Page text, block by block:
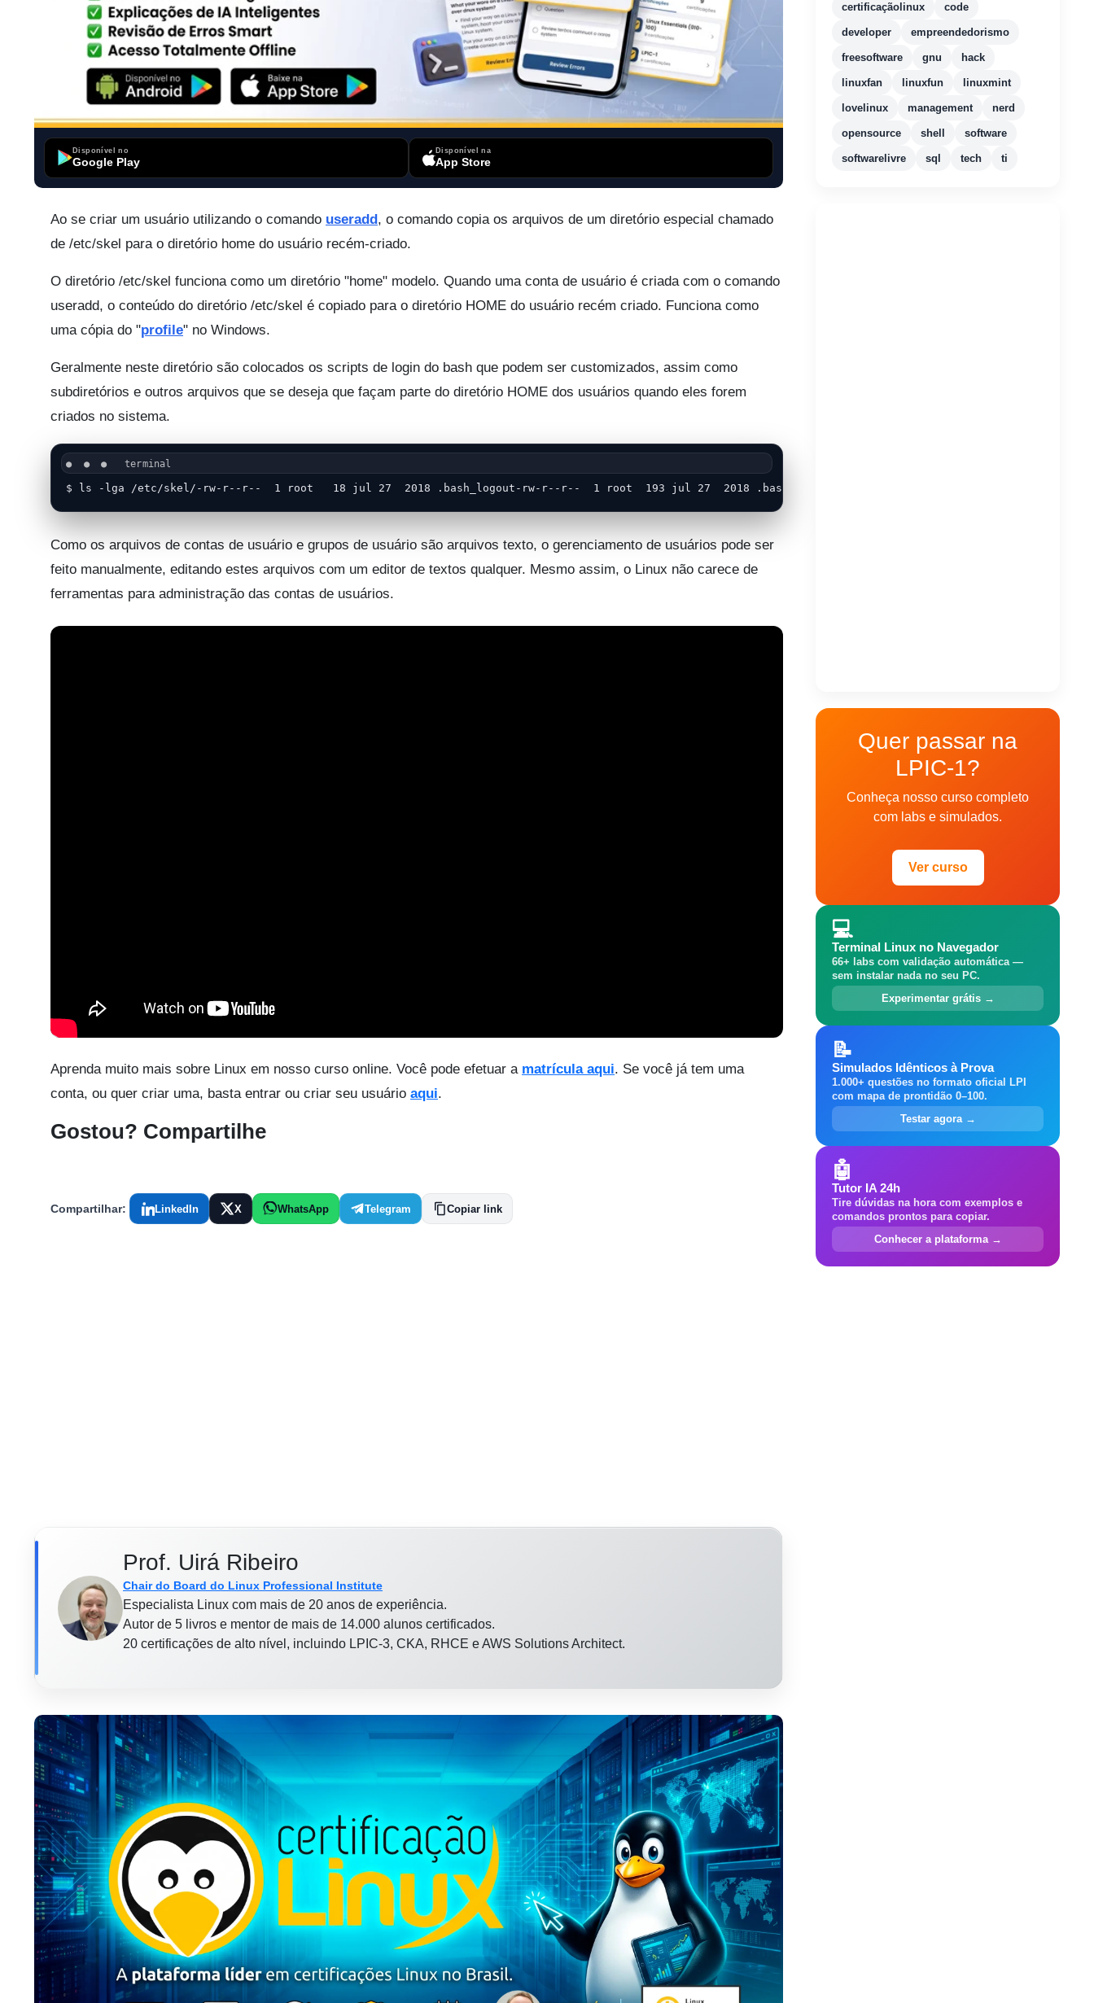
Disponível no
Google Play
Disponível na
App Store
Ao se criar um usuário utilizando o comando useradd, o comando copia os arquivos de um diretório especial chamado
de /etc/skel para o diretório home do usuário recém-criado.
O diretório /etc/skel funciona como um diretório "home" modelo. Quando uma conta de usuário é criada com o comando
useradd, o conteúdo do diretório /etc/skel é copiado para o diretório HOME do usuário recém criado. Funciona como
uma cópia do "profile" no Windows.
Geralmente neste diretório são colocados os scripts de login do bash que podem ser customizados, assim como
subdiretórios e outros arquivos que se deseja que façam parte do diretório HOME dos usuários quando eles forem
criados no sistema.
$ ls -lga /etc/skel/-rw-r--r--  1 root   18 jul 27  2018 .bash_logout-rw-r--r--  1 root  193 jul 27  2018 .bash_profile-rw-r--r--  1 root  231 jul 27  2018
Como os arquivos de contas de usuário e grupos de usuário são arquivos texto, o gerenciamento de usuários pode ser
feito manualmente, editando estes arquivos com um editor de textos qualquer. Mesmo assim, o Linux não carece de
ferramentas para administração das contas de usuários.
Aprenda muito mais sobre Linux em nosso curso online. Você pode efetuar a matrícula aqui. Se você já tem uma
conta, ou quer criar uma, basta entrar ou criar seu usuário aqui.
Gostou? Compartilhe
Compartilhar: LinkedIn X WhatsApp Telegram Copiar link
Prof. Uirá Ribeiro
Chair do Board do Linux Professional Institute
Especialista Linux com mais de 20 anos de experiência.
Autor de 5 livros e mentor de mais de 14.000 alunos certificados.
20 certificações de alto nível, incluindo LPIC-3, CKA, RHCE e AWS Solutions Architect.
certificaçãolinux code
developer empreendedorismo
freesoftware gnu hack
linuxfan linuxfun linuxmint
lovelinux management nerd
opensource shell software
softwarelivre sql tech ti
Quer passar na
LPIC-1?
Conheça nosso curso completo
com labs e simulados.
Ver curso
💻
Terminal Linux no Navegador
66+ labs com validação automática —
sem instalar nada no seu PC.
Experimentar grátis →
📝
Simulados Idênticos à Prova
1.000+ questões no formato oficial LPI
com mapa de prontidão 0–100.
Testar agora →
🤖
Tutor IA 24h
Tire dúvidas na hora com exemplos e
comandos prontos para copiar.
Conhecer a plataforma →